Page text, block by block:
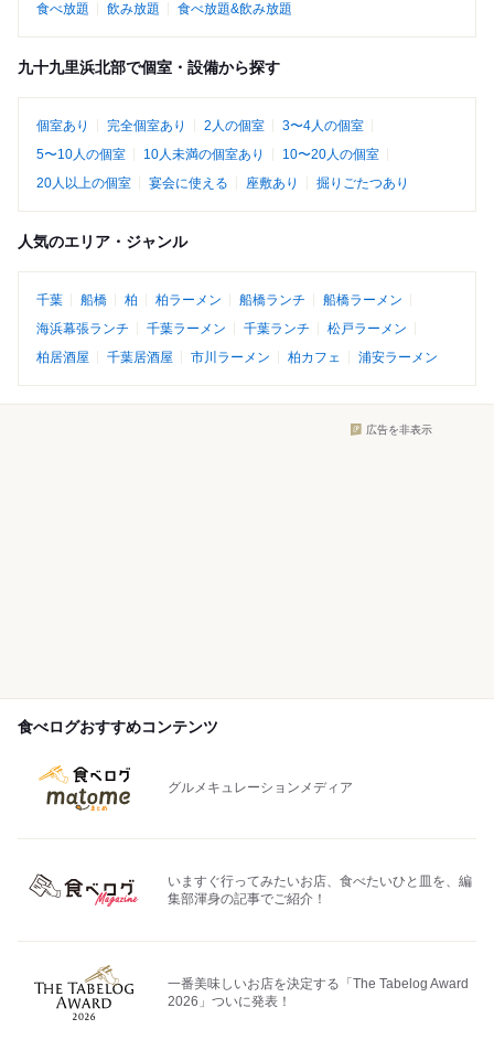
食べ放題
飲み放題 食べ放題&飲み放題
九十九里浜北部で個室・設備から探す
個室あり 完全個室あり 2人の個室
3〜4人の個室
5〜10人の個室
10人未満の個室あり
10〜20人の個室
20人以上の個室
宴会に使える 座敷あり 掘りごたつあり
人気のエリア・ジャンル
千葉 船橋 柏 柏ラーメン 船橋ランチ
船橋ラーメン
海浜幕張ランチ
千葉ラーメン 千葉ランチ
松戸ラーメン
柏居酒屋
千葉居酒屋 市川ラーメン 柏カフェ 浦安ラーメン
広告を非表示
食べログおすすめコンテンツ
グルメキュレーションメディア
いますぐ行ってみたいお店、食べたいひと皿を、編
集部渾身の記事でご紹介！
一番美味しいお店を決定する「The Tabelog Award
2026」ついに発表！